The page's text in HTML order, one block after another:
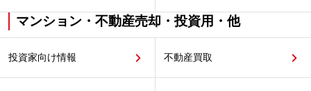
マンション・不動産売却・投資用・他
投資家向け情報 不動産買取